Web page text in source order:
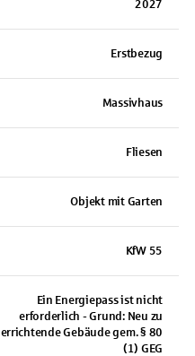
2027
Erstbezug
Massivhaus
Fliesen
Objekt mit Garten
KfW 55
Ein Energiepass ist nicht
erforderlich - Grund: Neu zu
errichtende Gebäude gem. § 80
(1) GEG